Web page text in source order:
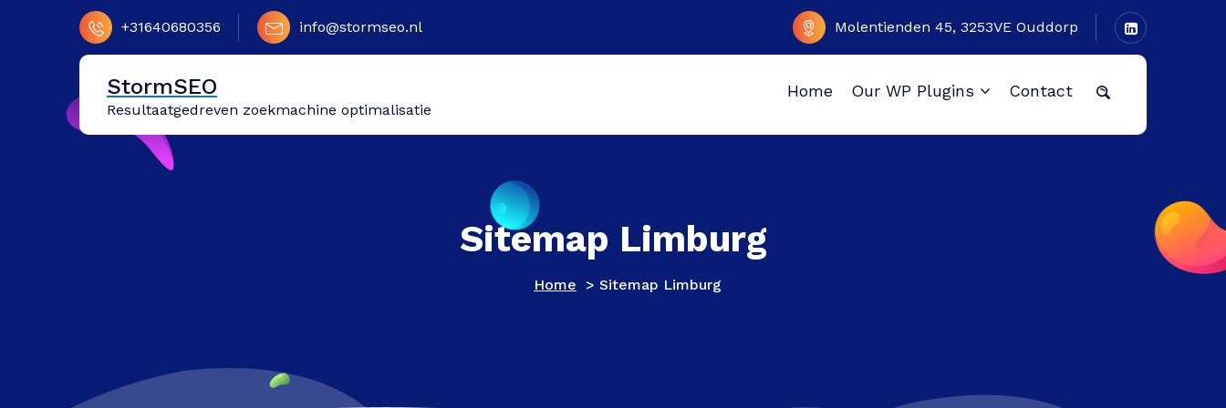
+31640680356 info@stormseo.nl Molentienden 45, 3253VE Ouddorp
StormSEO
Resultaatgedreven zoekmachine optimalisatie
Home Our WP Plugins Contact
Sitemap Limburg
Home > Sitemap Limburg